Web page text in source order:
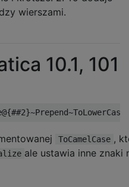
wierszami.
10.1, 101
ToCamelCase ,
ale ustawia inne znaki